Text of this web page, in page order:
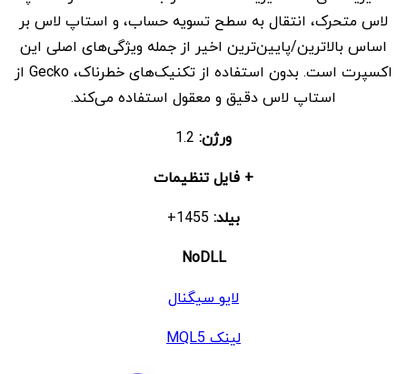
لاس متحرک، انتقال به سطح تسویه حساب، و استاپ لاس بر
اساس بالاترین/پایین‌ترین اخیر از جمله ویژگی‌های اصلی این
اکسپرت است. بدون استفاده از تکنیک‌های خطرناک، Gecko از
استاپ لاس دقیق و معقول استفاده می‌کند.
ورژن:
+ فایل تنظیمات
بیلد:
NoDLL
لایو سیگنال
لینک MQL5